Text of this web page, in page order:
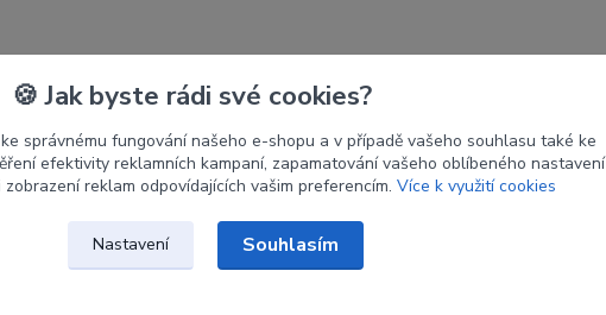
WIAWIS
36#
🍪 Jak byste rádi své cookies?
správnému fungování našeho e-shopu a v případě vašeho souhlasu také ke
efektivity reklamních kampaní, zapamatování vašeho oblíbeného nastavení
reklam odpovídajících vašim preferencím. Více k využití cookies
Nastavení Souhlasím